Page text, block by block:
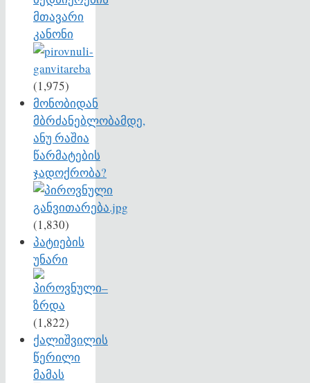
მთავარი
კანონი
(1,975)
მონობიდან
მბრძანებლობამდე,
ანუ რაშია
წარმატების
ჯადოქრობა?
(1,830)
პატიების
უნარი
(1,822)
ქალიშვილის
წერილი
მამას